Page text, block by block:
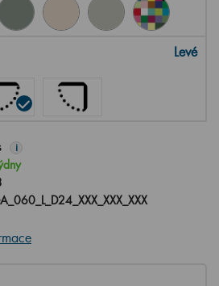
Levé
i